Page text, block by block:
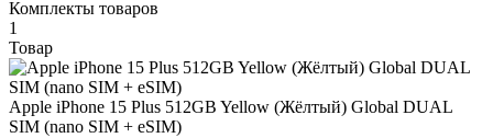
Комплекты товаров
1
Товар
Apple iPhone 15 Plus 512GB Yellow (Жёлтый) Global DUAL
SIM (nano SIM + eSIM)